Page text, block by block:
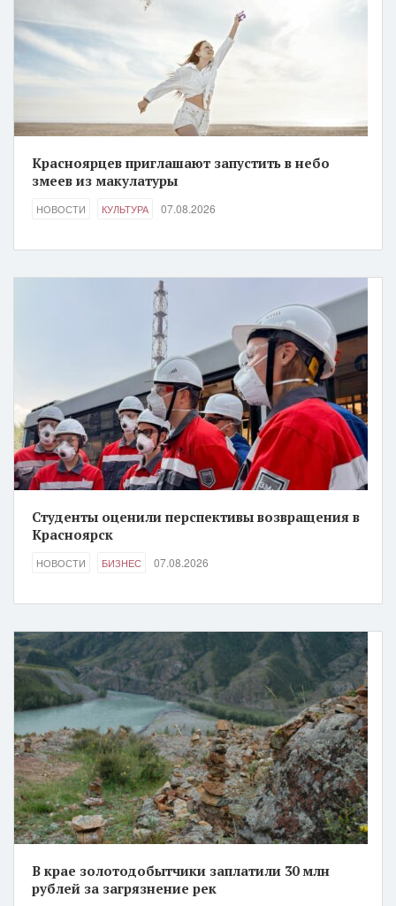
Красноярцев приглашают запустить в небо
змеев из макулатуры
НОВОСТИ КУЛЬТУРА 07.08.2026
Студенты оценили перспективы возвращения в
Красноярск
НОВОСТИ БИЗНЕС 07.08.2026
В крае золотодобытчики заплатили 30 млн
рублей за загрязнение рек